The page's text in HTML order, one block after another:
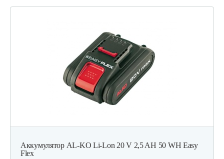
Аккумулятор AL-KO Li-Lon 20 V 2,5 AH 50 WH Easy
Flex